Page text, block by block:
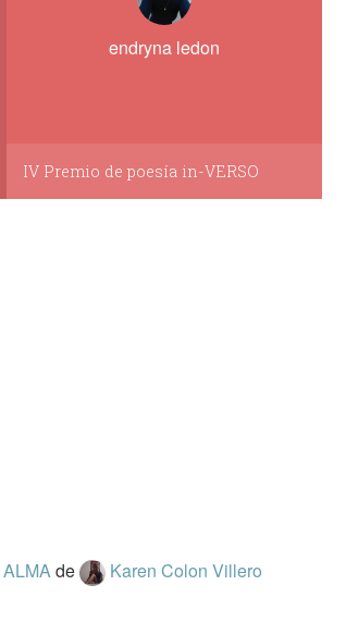
endryna ledon
IV Premio de poesía in-VERSO
ALMAde Karen Colon Villero